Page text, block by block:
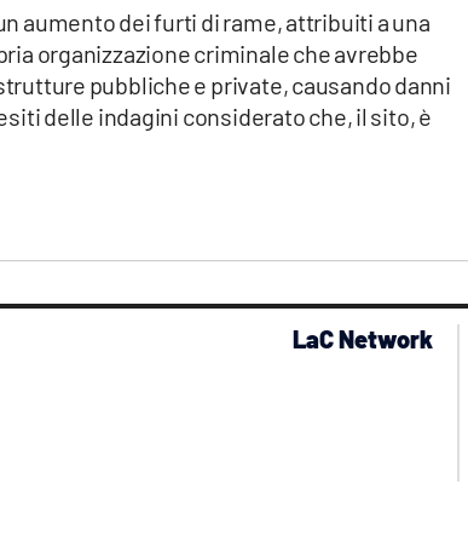
aumento dei furti di rame, attribuiti a una
organizzazione criminale che avrebbe
pubbliche e private, causando danni
delle indagini considerato che, il sito, è
LaC Network